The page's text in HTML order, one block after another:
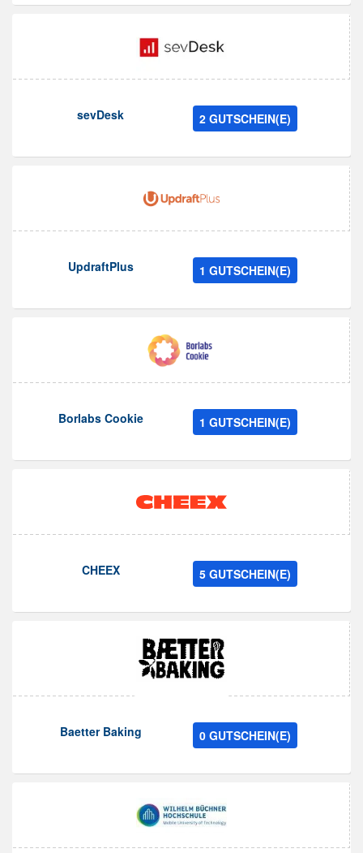
sevDesk 2 GUTSCHEIN(E)
UpdraftPlus 1 GUTSCHEIN(E)
Borlabs Cookie 1 GUTSCHEIN(E)
CHEEX 5 GUTSCHEIN(E)
Baetter Baking 0 GUTSCHEIN(E)